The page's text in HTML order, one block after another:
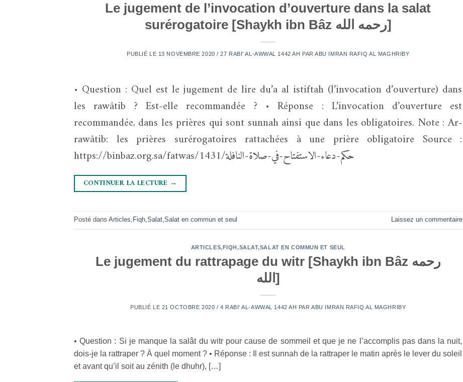
Le jugement de l’invocation d’ouverture dans la salat
surérogatoire [Shaykh ibn Bâz رحمه الله]
PUBLIÉ LE 13 NOVEMBRE 2020 / 27 RABI' AL-AWWAL 1442 AH PARABU IMRAN RAFIQ AL MAGHRIBY
• Question : Quel est le jugement de lire du’a al istiftah (l’invocation d’ouverture) dans
les rawâtib ? Est-elle recommandée ? • Réponse : L’invocation d’ouverture est
recommandée, dans les prières qui sont sunnah ainsi que dans les obligatoires. Note : Ar-
rawâtib: les prières surérogatoires rattachées à une prière obligatoire Source :
https://binbaz.org.sa/fatwas/1431/حكم-دعاء-الاستفتاح-في-صلاة-النافلة
CONTINUER LA LECTURE →
Posté dans Articles, Fiqh,Salat,Salat en commun et seul Laissez un commentaire
ARTICLES,FIQH,SALAT,SALAT EN COMMUN ET SEUL
Le jugement du rattrapage du witr [Shaykh ibn Bâz رحمه
الله]
PUBLIÉ LE 21 OCTOBRE 2020 / 4 RABI' AL-AWWAL 1442 AH PARABU IMRAN RAFIQ AL MAGHRIBY
• Question : Si je manque la salât du witr pour cause de sommeil et que je ne l’accomplis pas dans la nuit,
dois-je la rattraper ? À quel moment ? • Réponse : Il est sunnah de la rattraper le matin après le lever du soleil
et avant qu’il soit au zénith (le dhuhr), […]